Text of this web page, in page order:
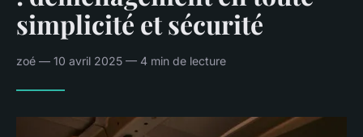
simplicité et sécurité
zoé — 10 avril 2025 — 4 min de lecture